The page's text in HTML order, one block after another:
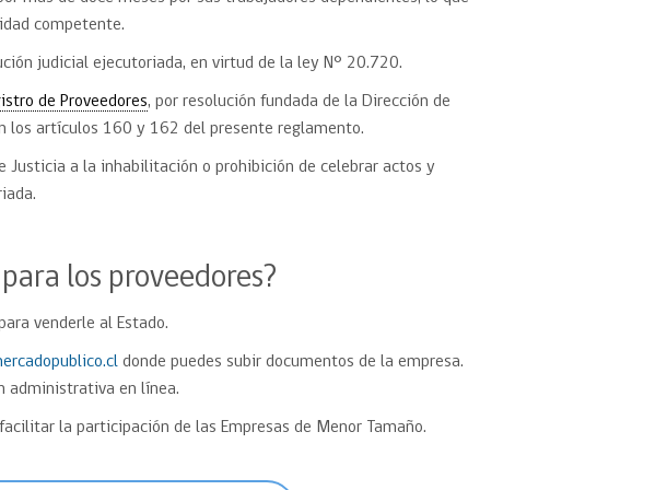
competente.
judicial ejecutoriada, en virtud de la ley N° 20.720.
de Proveedores, por resolución fundada de la Dirección de
los artículos 160 y 162 del presente reglamento.
Justicia a la inhabilitación o prohibición de celebrar actos y
los proveedores?
venderle al Estado.
donde puedes subir documentos de la empresa.
administrativa en línea.
la participación de las Empresas de Menor Tamaño.